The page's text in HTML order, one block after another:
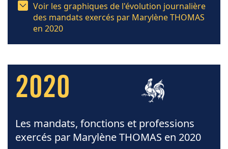
Voir les graphiques de l'évolution journalière
des mandats exercés par Marylène THOMAS
en 2020
2020
Les mandats, fonctions et professions
exercés par Marylène THOMAS en 2020